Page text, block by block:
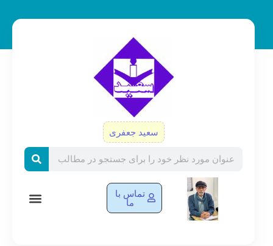
سعید جعفری
تماس با
ما